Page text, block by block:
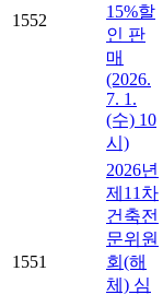
1552
15%할
인 판
매
(2026.
7. 1.
(수) 10
시)
1551
2026년
제11차
건축전
문위원
회(해
체) 심